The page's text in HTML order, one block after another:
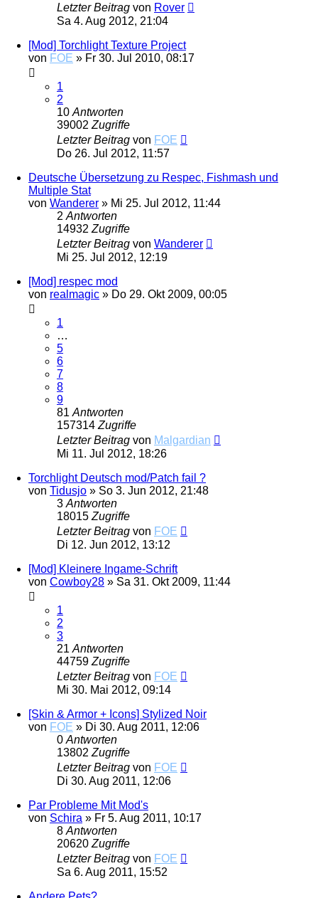
Letzter Beitrag von Rover
Sa 4. Aug 2012, 21:04
[Mod] Torchlight Texture Project
von FOE » Fr 30. Jul 2010, 08:17
1
2
10 Antworten
39002 Zugriffe
Letzter Beitrag von FOE
Do 26. Jul 2012, 11:57
Deutsche Übersetzung zu Respec, Fishmash und
Multiple Stat
von Wanderer » Mi 25. Jul 2012, 11:44
2 Antworten
14932 Zugriffe
Letzter Beitrag von Wanderer
Mi 25. Jul 2012, 12:19
[Mod] respec mod
von realmagic » Do 29. Okt 2009, 00:05
1
…
5
6
7
8
9
81 Antworten
157314 Zugriffe
Letzter Beitrag von Malgardian
Mi 11. Jul 2012, 18:26
Torchlight Deutsch mod/Patch fail ?
von Tidusjo » So 3. Jun 2012, 21:48
3 Antworten
18015 Zugriffe
Letzter Beitrag von FOE
Di 12. Jun 2012, 13:12
[Mod] Kleinere Ingame-Schrift
von Cowboy28 » Sa 31. Okt 2009, 11:44
1
2
3
21 Antworten
44759 Zugriffe
Letzter Beitrag von FOE
Mi 30. Mai 2012, 09:14
[Skin & Armor + Icons] Stylized Noir
von FOE » Di 30. Aug 2011, 12:06
0 Antworten
13802 Zugriffe
Letzter Beitrag von FOE
Di 30. Aug 2011, 12:06
Par Probleme Mit Mod's
von Schira » Fr 5. Aug 2011, 10:17
8 Antworten
20620 Zugriffe
Letzter Beitrag von FOE
Sa 6. Aug 2011, 15:52